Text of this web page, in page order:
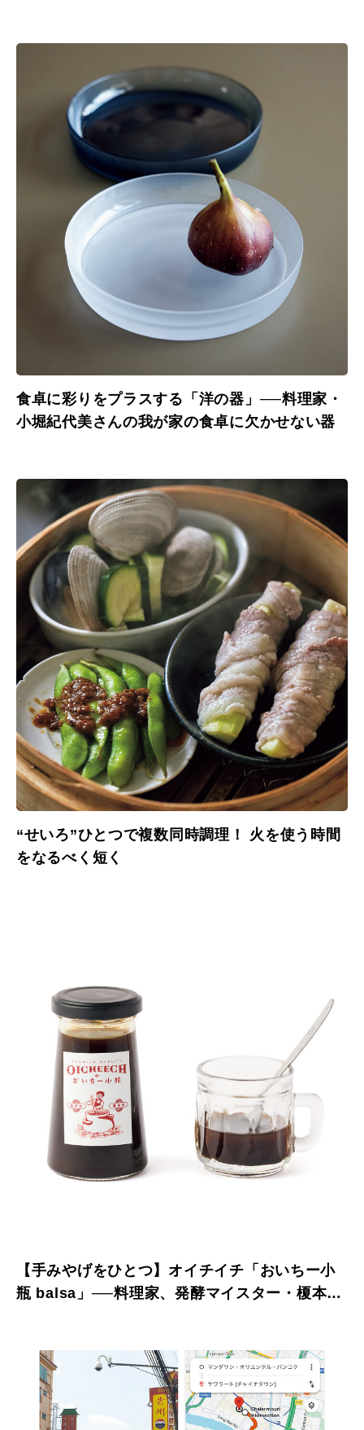
食卓に彩りをプラスする「洋の器」──料理家・
小堀紀代美さんの我が家の食卓に欠かせない器
“せいろ”ひとつで複数同時調理！ 火を使う時間
をなるべく短く
【手みやげをひとつ】オイチイチ「おいちー小
瓶 balsa」──料理家、発酵マイスター・榎本美